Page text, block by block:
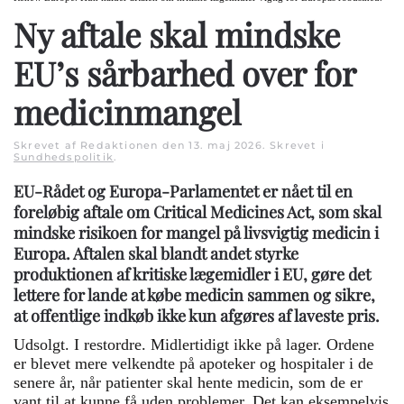
Ny aftale skal mindske
EU’s sårbarhed over for
medicinmangel
Skrevet af Redaktionen den13. maj 2026. Skrevet i
Sundhedspolitik.
EU-Rådet og Europa-Parlamentet er nået til en
foreløbig aftale om Critical Medicines Act, som skal
mindske risikoen for mangel på livsvigtig medicin i
Europa. Aftalen skal blandt andet styrke
produktionen af kritiske lægemidler i EU, gøre det
lettere for lande at købe medicin sammen og sikre,
at offentlige indkøb ikke kun afgøres af laveste pris.
Udsolgt. I restordre. Midlertidigt ikke på lager. Ordene
er blevet mere velkendte på apoteker og hospitaler i de
senere år, når patienter skal hente medicin, som de er